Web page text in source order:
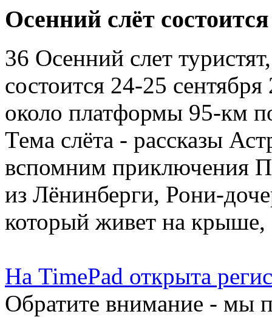
Осенний слёт
36 Осенний слет
состоится 24-25
около платформы 95-км
Тема слёта - рассказы
вспомним приключения
из Лёнинберги, Рони-
который живет на
На TimePad открыта
Обратите внимание - мы